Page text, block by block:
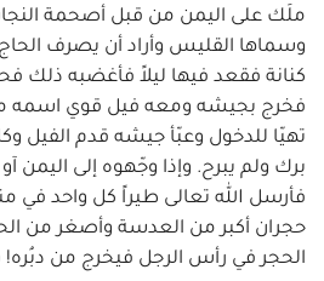
ملَك على اليمن من قبل أصحمة
وسماها القليس وأراد أن يصرف
كنانة فقعد فيها ليلاً فأغضبه ذلك
فخرج بجيشه ومعه فيل قوي اسمه
تهيّا للدخول وعبّأ جيشه قدم الفيل
برك ولم يبرح. وإذا وجّهوه إلى اليمن
فأرسل الله تعالى طيراً كل واحد في
حجران أكبر من العدسة وأصغر من
الحجر في رأس الرجل فيخرج من دبُره!